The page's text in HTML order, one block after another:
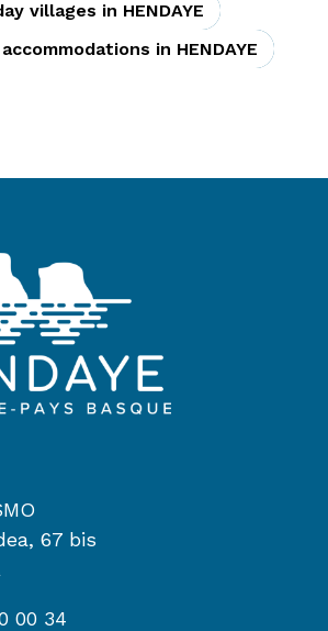
villages in HENDAYE
in HENDAYE
67 bis
00 34